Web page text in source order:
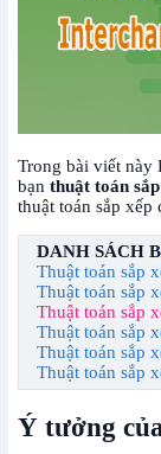
Trong bài viết này
bạn thuật toán
thuật toán sắp xếp
DANH SÁCH
Thuật toán sắp
Thuật toán sắp
Thuật toán sắp
Thuật toán sắp
Thuật toán sắp
Thuật toán sắp
Ý tưởng